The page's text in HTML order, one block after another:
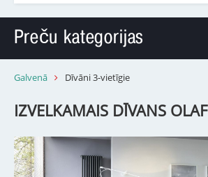
Preču kategorijas
Galvenā Dīvāni 3-vietīgie
IZVELKAMAIS DĪVANS OLAF